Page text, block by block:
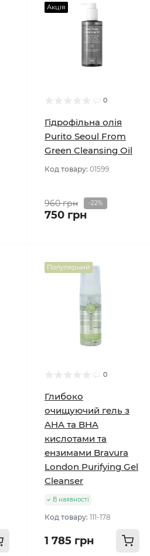
Акція
0
Гідрофільна олія
Purito Seoul From
Green Cleansing Oil
Код товару: 01599
960 грн -22%
750 грн
Популярний
0
Глибоко
очищуючий гель з
AHA та BHA
кислотами та
ензимами Bravura
London Purifying Gel
Cleanser
В наявності
Код товару: 111-178
1 785 грн